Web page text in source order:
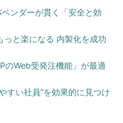
ンダーが貫く「安全と効
と楽になる 内製化を成功
のWeb受発注機能」が最適
すい社員”を効果的に見つけ